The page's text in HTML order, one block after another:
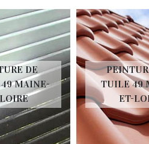
DE
49 MAINE-
TUILE 49
ET-